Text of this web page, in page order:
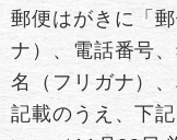
郵便はがきに「
ナ）、電話番号
名（フリガナ）
記載のうえ、下